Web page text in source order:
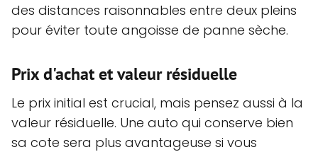
des distances raisonnables entre deux pleins
pour éviter toute angoisse de panne sèche.
Prix d'achat et valeur résiduelle
Le prix initial est crucial, mais pensez aussi à la
valeur résiduelle. Une auto qui conserve bien
sa cote sera plus avantageuse si vous